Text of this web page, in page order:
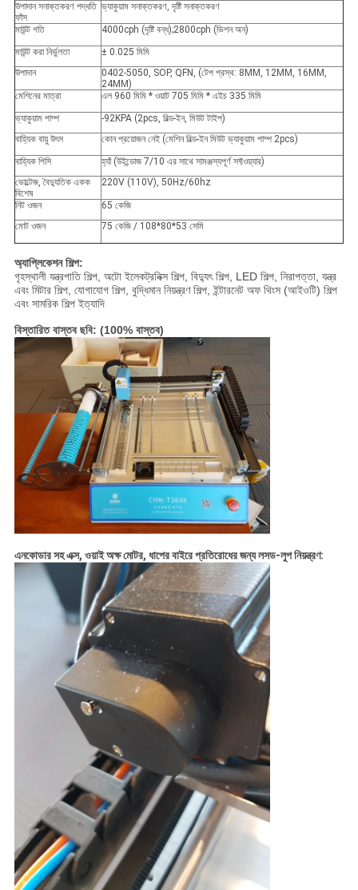
উপাদান সনাক্তকরণ পদ্ধতি
ফাঁস
ভ্যাকুয়াম সনাক্তকরণ, দৃষ্টি সনাক্তকরণ
মাউন্ট গতি
4000cph (দৃষ্টি বন্ধ);2800cph (ভিশন অন)
মাউন্ট করা নির্ভুলতা
± 0.025 মিমি
উপাদান
0402-5050, SOP, QFN, (টেপ প্রস্থ: 8MM, 12MM, 16MM,
24MM)
মেশিনের মাত্রা
এল 960 মিমি * ওয়াট 705 মিমি * এইচ 335 মিমি
ভ্যাকুয়াম পাম্প
-92KPA (2pcs, বিল্ড-ইন, মিউট টাইপ)
বাহ্যিক বায়ু উৎস
কোন প্রয়োজন নেই (মেশিন বিল্ড-ইন মিউট ভ্যাকুয়াম পাম্প 2pcs)
বাহ্যিক পিসি
হ্যাঁ (উইন্ডোজ 7/10 এর সাথে সামঞ্জস্যপূর্ণ সফ্টওয়্যার)
ভোল্টেজ, বৈদ্যুতিক একক
বিশেষ
220V (110V), 50Hz/60hz
নিট ওজন
65 কেজি
মোট ওজন
75 কেজি / 108*80*53 সেমি
অ্যাপ্লিকেশন শিল্প:
গৃহস্থালী যন্ত্রপাতি শিল্প, অটো ইলেকট্রনিক্স শিল্প, বিদ্যুৎ শিল্প, LED শিল্প, নিরাপত্তা, যন্ত্র
এবং মিটার শিল্প, যোগাযোগ শিল্প, বুদ্ধিমান নিয়ন্ত্রণ শিল্প, ইন্টারনেট অফ থিংস (আইওটি) শিল্প
এবং সামরিক শিল্প ইত্যাদি
বিস্তারিত বাস্তব ছবি: (100% বাস্তব)
এনকোডার সহ এক্স, ওয়াই অক্ষ মোটর, ধাপের বাইরে প্রতিরোধের জন্য লসড-লুপ নিয়ন্ত্রণ: